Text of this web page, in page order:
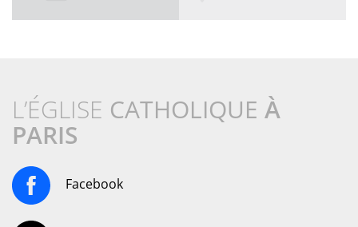
L’ÉGLISE CATHOLIQUE À
PARIS
Facebook